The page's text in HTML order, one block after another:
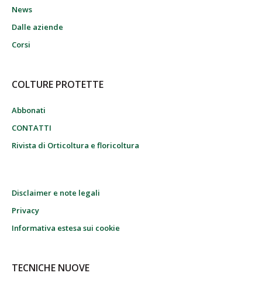
News
Dalle aziende
Corsi
COLTURE PROTETTE
Abbonati
CONTATTI
Rivista di Orticoltura e floricoltura
Disclaimer e note legali
Privacy
Informativa estesa sui cookie
TECNICHE NUOVE